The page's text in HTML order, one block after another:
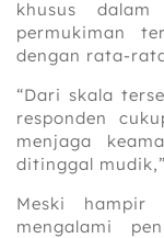
khusus dalam
permukiman
dengan rata-
“Dari skala
responden
menjaga
ditinggal
Meski hampir
mengalami